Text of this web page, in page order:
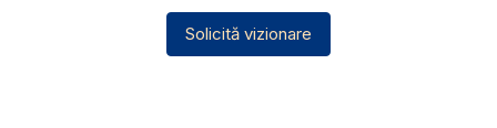
Solicită vizionare